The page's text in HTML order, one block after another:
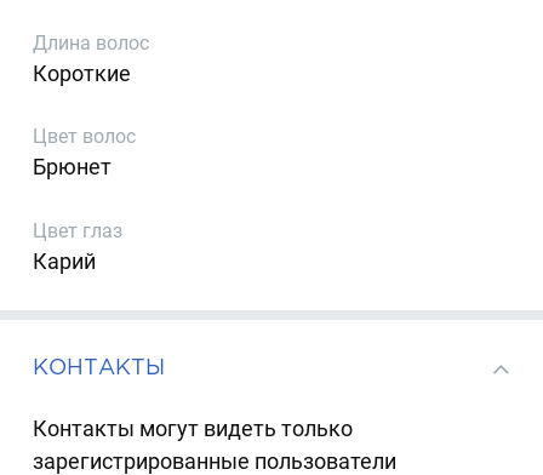
Длина волос
Короткие
Цвет волос
Брюнет
Цвет глаз
Карий
КОНТАКТЫ
Контакты могут видеть только
зарегистрированные пользователи